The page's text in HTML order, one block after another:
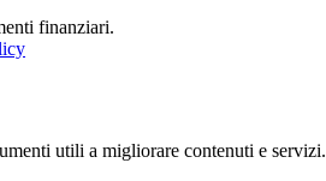
finanziari.
utili a migliorare contenuti e servizi.